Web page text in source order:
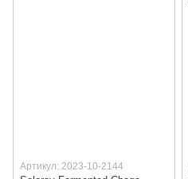
Артикул: 2023-10-2144